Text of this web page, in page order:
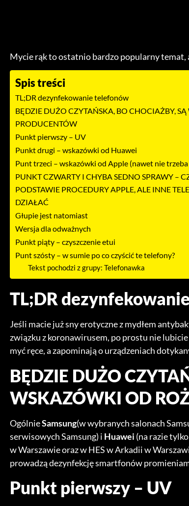
Mycie rąk to ostatnio bardzo popularny temat,
Spis treści
TL;DR dezynfekowanie telefonów
BĘDZIE DUŻO CZYTAŃSKA, BO CHOCIAŻBY,
PRODUCENTÓW
Punkt pierwszy – UV
Punkt drugi – wskazówki od Huawei
Punt trzeci – wskazówki od Apple (nawet nie
PUNKT CZWARTY I CHYBA SEDNO SPRAWY –
PODSTAWIE PROCEDURY APPLE, ALE INNE
DZIAŁAĆ
Głupie jest natomiast
Wersja dla odważnych
Punkt piąty – czyszczenie etui
Punt szósty – w sumie po co czyścić te telefony?
Tekst pochodzi z grupy: Telefonawka
TL;DR
Jeśli macie już sny erotyczne z mydłem
związku z koronawirusem, po prostu nie
myć ręce, a zapominają o urządzeniach
BĘDZIE DUŻO
WSKAZÓWKI OD
OgólnieSamsung(w wybranych salonach
serwisowych Samsung) i Huawei (na razie
w Warszawie oraz w HES w Arkadii w
prowadzą dezynfekcję smartfonów
Punkt pierwszy – UV